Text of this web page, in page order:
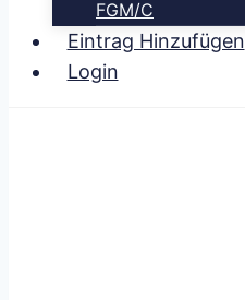
FGM/C
Eintrag Hinzufügen
Login